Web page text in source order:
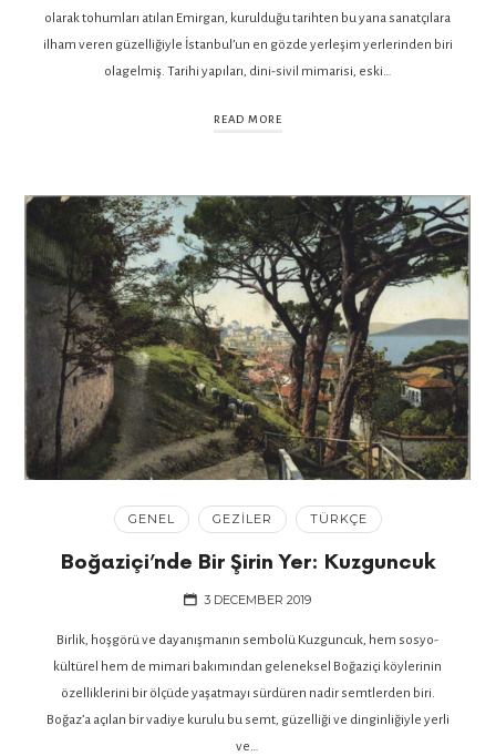
olarak tohumları atılan Emirgan, kurulduğu tarihten bu yana sanatçılara
ilham veren güzelliğiyle İstanbul’un en gözde yerleşim yerlerinden biri
olagelmiş. Tarihi yapıları, dini-sivil mimarisi, eski…
READ MORE
GENEL GEZILER TÜRKÇE
Boğaziçi’nde Bir Şirin Yer: Kuzguncuk
3 DECEMBER 2019
Birlik, hoşgörü ve dayanışmanın sembolü Kuzguncuk, hem sosyo-
kültürel hem de mimari bakımından geleneksel Boğaziçi köylerinin
özelliklerini bir ölçüde yaşatmayı sürdüren nadir semtlerden biri.
Boğaz’a açılan bir vadiye kurulu bu semt, güzelliği ve dinginliğiyle yerli
ve…